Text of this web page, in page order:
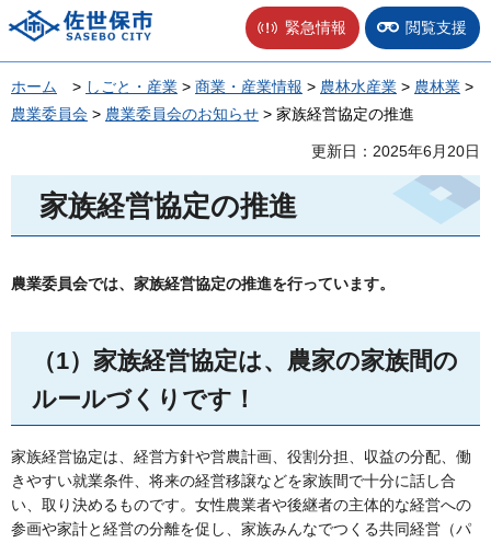
佐世保市 緊急情報 閲覧支援
ホーム > しごと・産業 > 商業・産業情報 > 農林水産業 > 農林業 >
農業委員会 > 農業委員会のお知らせ > 家族経営協定の推進
更新日：2025年6月20日
家族経営協定の推進
農業委員会では、家族経営協定の推進を行っています。
（1）家族経営協定は、農家の家族間の
ルールづくりです！
家族経営協定は、経営方針や営農計画、役割分担、収益の分配、働
きやすい就業条件、将来の経営移譲などを家族間で十分に話し合
い、取り決めるものです。女性農業者や後継者の主体的な経営への
参画や家計と経営の分離を促し、家族みんなでつくる共同経営（パ